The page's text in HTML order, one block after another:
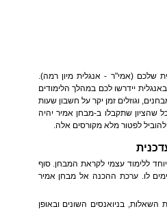
שלכם (אמי"ר - אנגלית מיון רמה).
יידרשו לכם במהלך הלימודים
וגוזלים זמן יקר על חשבון שעות
שהציון שתקבלו ב-מבחן אמיר יהיה
להוביל לפטור מלא מקורסים אלה.
ללימוד עצמי לקראת המבחן. סוף
לו. ערכת ההכנה אל מבחן אמיר
בניואנסים השונים ובאופן